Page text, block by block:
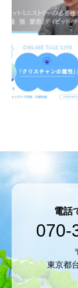
電話
070-
東京都